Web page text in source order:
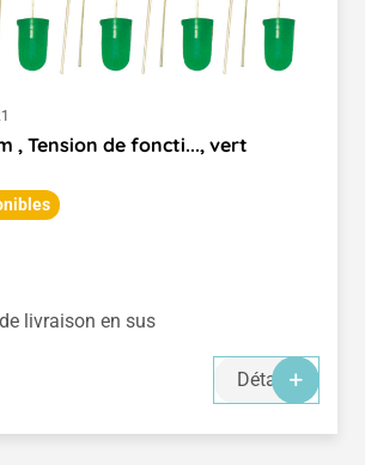
, Tension de foncti..., vert
livraison en sus
Détails